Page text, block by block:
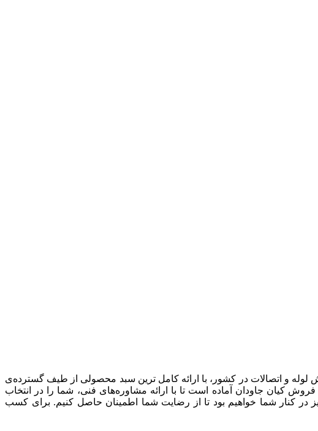
و اتصالات در کشور، با ارائه کامل ترین سبد محصولی از طیف گسترده‌‌ی
کیان جاودان آماده است تا با ارائه مشاوره‌های فنی، شما را در انتخاب
در کنار شما خواهیم بود تا از رضایت شما اطمینان حاصل کنیم. برای کسب